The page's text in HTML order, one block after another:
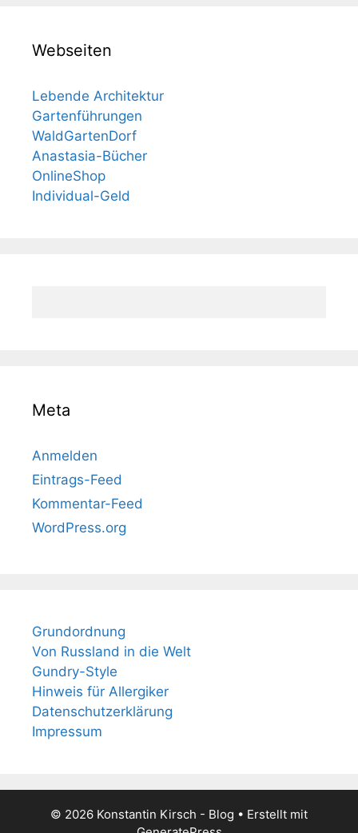
Webseiten
Lebende Architektur
Gartenführungen
WaldGartenDorf
Anastasia-Bücher
OnlineShop
Individual-Geld
Meta
Anmelden
Eintrags-Feed
Kommentar-Feed
WordPress.org
Grundordnung
Von Russland in die Welt
Gundry-Style
Hinweis für Allergiker
Datenschutzerklärung
Impressum
© 2026 Konstantin Kirsch - Blog • Erstellt mit